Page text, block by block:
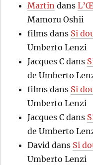
Martin dans
Mamoru Oshii
films dans Si
Umberto Lenzi
Jacques C dans
de Umberto
films dans Si
Umberto Lenzi
Jacques C dans
de Umberto
David dans Si
Umberto Lenzi